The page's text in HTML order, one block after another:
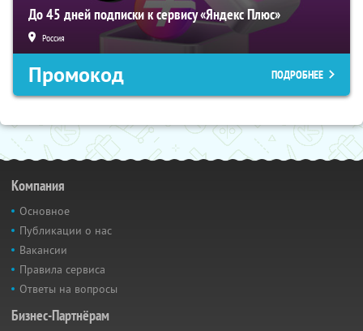
До 45 дней подписки к сервису «Яндекс Плюс»
Россия
Промокод ПОДРОБНЕЕ
Компания
Основное
Публикации о нас
Вакансии
Правила сервиса
Ответы на вопросы
Бизнес-Партнёрам